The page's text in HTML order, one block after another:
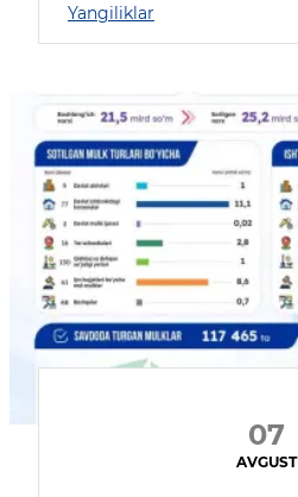
Yangiliklar
07
AVGUST